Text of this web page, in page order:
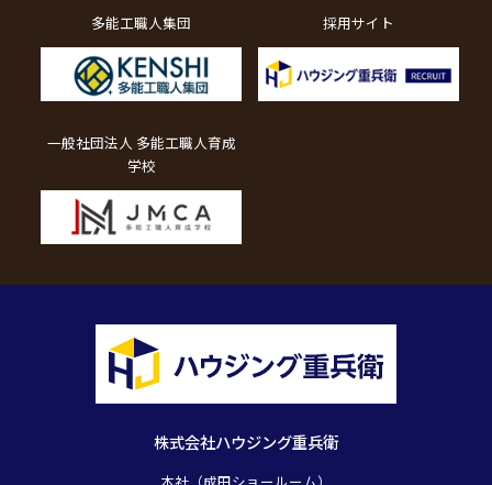
株式会社ハウジング重兵衛
本社（成田ショールーム）
多能工職人集団 採用サイト
一般社団法人 多能工職人育成
学校